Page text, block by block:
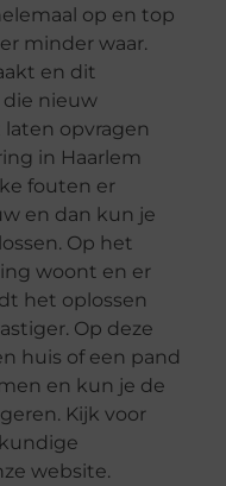
op en top
minder waar.
en dit
nieuw
opvragen
in Haarlem
fouten er
en dan kun je
Op het
woont en er
het oplossen
Op deze
huis of een pand
en kun je de
Kijk voor
website.